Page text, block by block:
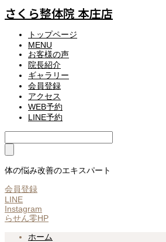
さくら整体院 本庄店
トップページ
MENU
お客様の声
院長紹介
ギャラリー
会員登録
アクセス
WEB予約
LINE予約
体の悩み改善のエキスパート
会員登録
LINE
Instagram
らせん零HP
ホーム